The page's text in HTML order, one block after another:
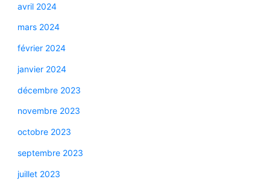
avril 2024
mars 2024
février 2024
janvier 2024
décembre 2023
novembre 2023
octobre 2023
septembre 2023
juillet 2023